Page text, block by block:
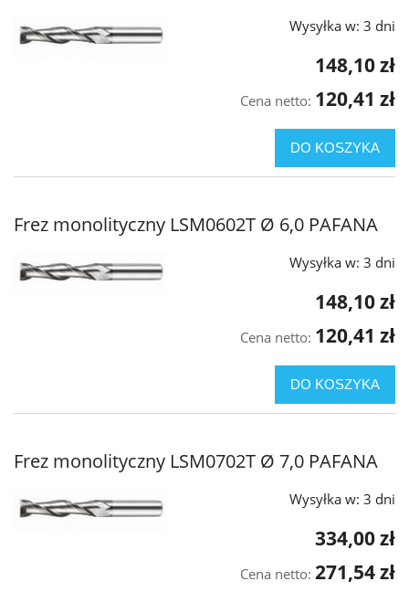
Wysyłka w: 3 dni
148,10 zł
Cena netto: 120,41 zł
DO KOSZYKA
Frez monolityczny LSM0602T Ø 6,0 PAFANA
Wysyłka w: 3 dni
148,10 zł
Cena netto: 120,41 zł
DO KOSZYKA
Frez monolityczny LSM0702T Ø 7,0 PAFANA
Wysyłka w: 3 dni
334,00 zł
Cena netto: 271,54 zł